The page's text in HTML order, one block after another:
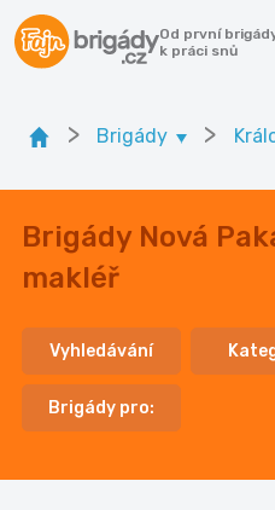
Od první
k práci snů
> Brigády >
Brigády Nová
makléř
Vyhledávání
Brigády pro: